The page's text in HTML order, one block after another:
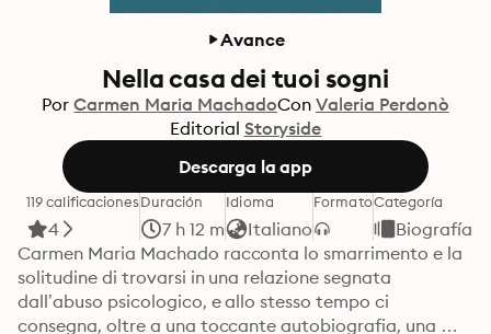
Avance
Nella casa dei tuoi sogni
Por Carmen Maria MachadoCon Valeria Perdonò
Editorial Storyside
Descarga la app
119 calificaciones
4
Duración
7 h 12 m
Idioma
Italiano
FormatoCategoría
Biografía
Carmen Maria Machado racconta lo smarrimento e la
solitudine di trovarsi in una relazione segnata
dall’abuso psicologico, e allo stesso tempo ci
consegna, oltre a una toccante autobiografia, una